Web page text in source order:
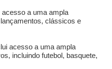
a uma ampla
clássicos e
acesso a uma ampla
incluindo futebol, basquete,